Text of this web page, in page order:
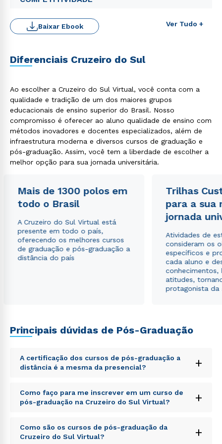
Ver Tudo +
Baixar Ebook
Diferenciais Cruzeiro do Sul
Ao escolher a Cruzeiro do Sul Virtual, você conta com a
qualidade e tradição de um dos maiores grupos
educacionais de ensino superior do Brasil. Nosso
compromisso é oferecer ao aluno qualidade de ensino com
métodos inovadores e docentes especializados, além de
infraestrutura moderna e diversos cursos de graduação e
pós-graduação. Assim, você tem a liberdade de escolher a
melhor opção para sua jornada universitária.
Mais de 1300 polos em
todo o Brasil
A Cruzeiro do Sul Virtual está
presente em todo o país,
oferecendo os melhores cursos
de graduação e pós-graduação a
distância do país
Trilhas
para a sua
jornada
Atividades de
consideram os
específicos e
cada aluno e
conhecimentos,
atitudes,
protagonista da
Principais dúvidas de Pós-Graduação
A certificação dos cursos de pós-graduação a
distância é a mesma da presencial?
+
Sed ut perspiciatis unde omnis iste natus error sit
voluptatem accusantium doloremque laudantium,
totam rem aperiam, eaque ipsa quae ab illo inventore
explicabo. Nemo enim ipsam voluptatem quia
voluptas sit aspernatur aut odit aut fugit, sed quia
Como faço para me inscrever em um curso de
pós-graduação na Cruzeiro do Sul Virtual?
+
Sed ut perspiciatis unde omnis iste natus error sit
voluptatem accusantium doloremque laudantium,
Como são os cursos de pós-graduação da
Cruzeiro do Sul Virtual?
+
Rápido e fácil
WhatsApp
ou
Estou de acordo com a Política de Privacidade.
autorizo que meus dados sejam utilizados para o
envio de conteúdos da Cruzeiro do Sul.